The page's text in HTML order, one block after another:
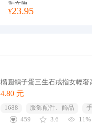
動文胸
¥23.95
橢圓鴿子蛋三生石戒指女輕
4.80 元
1688 服飾配件、飾品
459
3.6 11%